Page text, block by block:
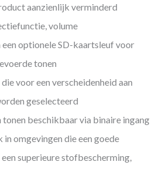
aanzienlijk verminderd
volume
een optionele SD-kaartsleuf voor
tonen
voor een verscheidenheid aan
geselecteerd
beschikbaar via binaire ingang
omgevingen die een goede
superieure stofbescherming,